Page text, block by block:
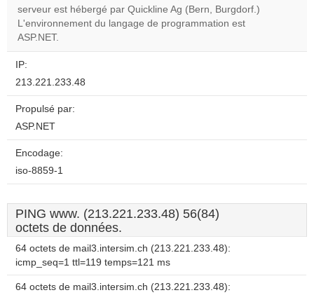
Do you
own this
serveur est hébergé par Quickline Ag (Bern, Burgdorf.)
L'environnement du langage de programmation est
ASP.NET.
IP:
213.221.233.48
Propulsé par:
ASP.NET
Encodage:
iso-8859-1
PING www. (213.221.233.48) 56(84)
octets de données.
64 octets de mail3.intersim.ch (213.221.233.48):
icmp_seq=1 ttl=119 temps=121 ms
64 octets de mail3.intersim.ch (213.221.233.48):